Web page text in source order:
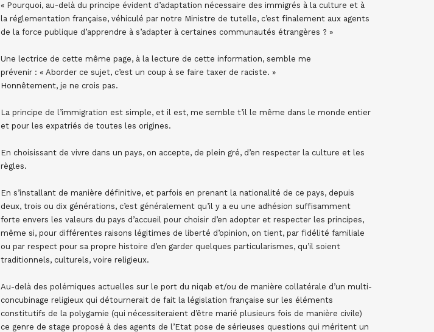
« Pourquoi, au-delà du principe évident d’adaptation nécessaire des immigrés à la culture et à
la réglementation française, véhiculé par notre Ministre de tutelle, c’est finalement aux agents
de la force publique d’apprendre à s’adapter à certaines communautés étrangères ? »
Une lectrice de cette même page, à la lecture de cette information, semble me
prévenir : « Aborder ce sujet, c’est un coup à se faire taxer de raciste. »
Honnêtement, je ne crois pas.
La principe de l’immigration est simple, et il est, me semble t’il le même dans le monde entier
et pour les expatriés de toutes les origines.
En choisissant de vivre dans un pays, on accepte, de plein gré, d’en respecter la culture et les
règles.
En s’installant de manière définitive, et parfois en prenant la nationalité de ce pays, depuis
deux, trois ou dix générations, c’est généralement qu’il y a eu une adhésion suffisamment
forte envers les valeurs du pays d’accueil pour choisir d’en adopter et respecter les principes,
même si, pour différentes raisons légitimes de liberté d’opinion, on tient, par fidélité familiale
ou par respect pour sa propre histoire d’en garder quelques particularismes, qu’il soient
traditionnels, culturels, voire religieux.
Au-delà des polémiques actuelles sur le port du niqab et/ou de manière collatérale d’un multi-
concubinage religieux qui détournerait de fait la législation française sur les éléments
constitutifs de la polygamie (qui nécessiteraient d’être marié plusieurs fois de manière civile)
ce genre de stage proposé à des agents de l’Etat pose de sérieuses questions qui méritent un